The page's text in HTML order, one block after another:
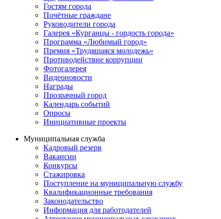
Гостям города
Почётные граждане
Руководители города
Галерея «Курганцы - гордость города»
Программа «Любимый город»
Премия «Трудящаяся молодежь»
Противодействие коррупции
Фотогалерея
Видеоновости
Награды
Прозрачный город
Календарь событий
Опросы
Инициативные проекты
Муниципальная служба
Кадровый резерв
Вакансии
Конкурсы
Стажировка
Поступление на муниципальную службу
Квалификационные требования
Законодательство
Информация для работодателей